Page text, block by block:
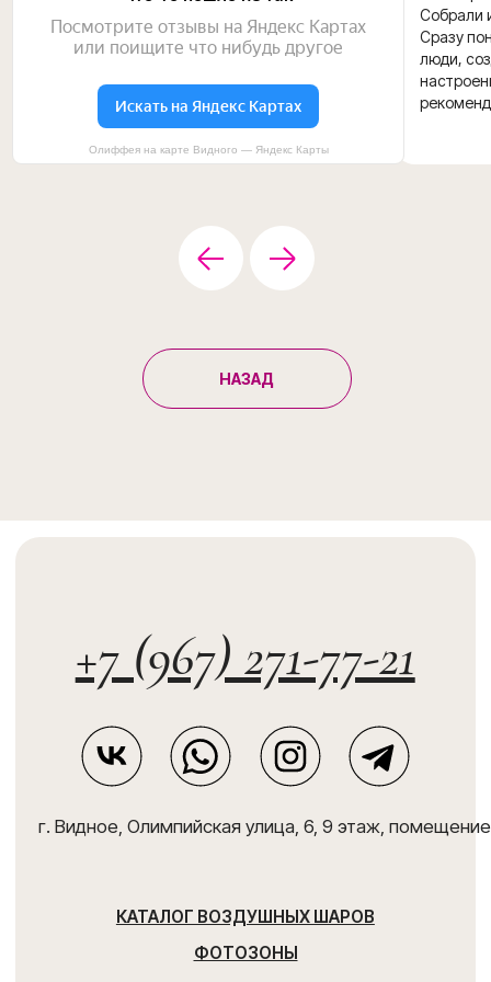
Собрали
Сразу
люди,
Олиффея на карте Видного — Яндекс Карты
НАЗАД